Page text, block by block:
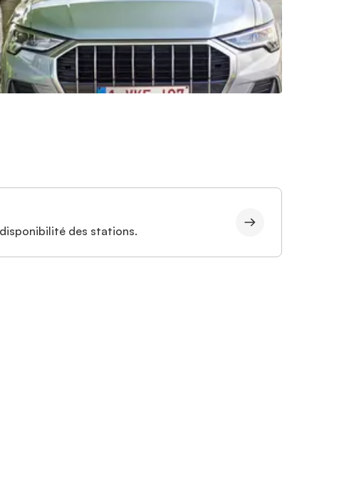
des stations.